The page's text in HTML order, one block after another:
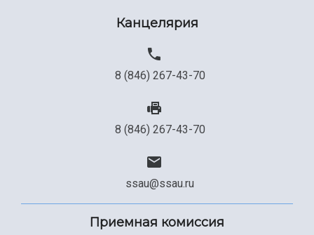
Канцелярия
8 (846) 267-43-70
8 (846) 267-43-70
ssau@ssau.ru
Приемная комиссия